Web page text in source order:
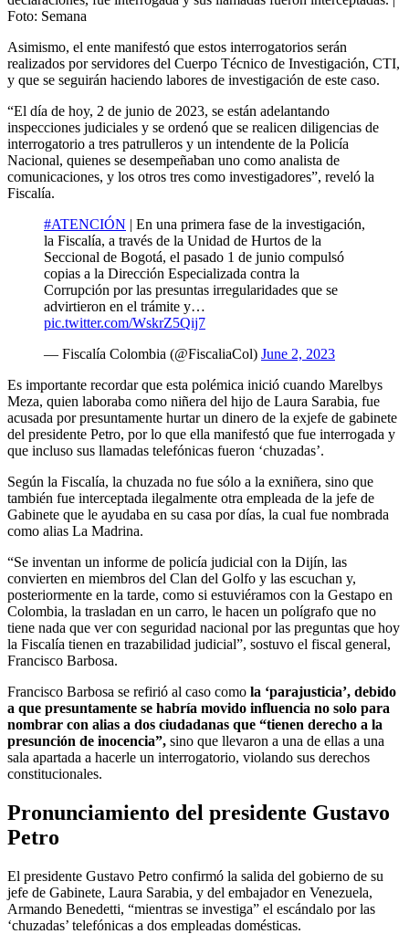
Foto: Semana
Asimismo, el ente manifestó que estos interrogatorios serán
realizados por servidores del Cuerpo Técnico de Investigación, CTI,
y que se seguirán haciendo labores de investigación de este caso.
“El día de hoy, 2 de junio de 2023, se están adelantando
inspecciones judiciales y se ordenó que se realicen diligencias de
interrogatorio a tres patrulleros y un intendente de la Policía
Nacional, quienes se desempeñaban uno como analista de
comunicaciones, y los otros tres como investigadores”, reveló la
Fiscalía.
#ATENCIÓN | En una primera fase de la investigación,
la Fiscalía, a través de la Unidad de Hurtos de la
Seccional de Bogotá, el pasado 1 de junio compulsó
copias a la Dirección Especializada contra la
Corrupción por las presuntas irregularidades que se
advirtieron en el trámite y…
pic.twitter.com/WskrZ5Qij7
— Fiscalía Colombia (@FiscaliaCol) June 2, 2023
Es importante recordar que esta polémica inició cuando Marelbys
Meza, quien laboraba como niñera del hijo de Laura Sarabia, fue
acusada por presuntamente hurtar un dinero de la exjefe de gabinete
del presidente Petro, por lo que ella manifestó que fue interrogada y
que incluso sus llamadas telefónicas fueron ‘chuzadas’.
Según la Fiscalía, la chuzada no fue sólo a la exniñera, sino que
también fue interceptada ilegalmente otra empleada de la jefe de
Gabinete que le ayudaba en su casa por días, la cual fue nombrada
como alias La Madrina.
“Se inventan un informe de policía judicial con la Dijín, las
convierten en miembros del Clan del Golfo y las escuchan y,
posteriormente en la tarde, como si estuviéramos con la Gestapo en
Colombia, la trasladan en un carro, le hacen un polígrafo que no
tiene nada que ver con seguridad nacional por las preguntas que hoy
la Fiscalía tienen en trazabilidad judicial”, sostuvo el fiscal general,
Francisco Barbosa.
Francisco Barbosa se refirió al caso como la ‘parajusticia’, debido
a que presuntamente se habría movido influencia no solo para
nombrar con alias a dos ciudadanas que “tienen derecho a la
presunción de inocencia”, sino que llevaron a una de ellas a una
sala apartada a hacerle un interrogatorio, violando sus derechos
constitucionales.
Pronunciamiento del presidente Gustavo
Petro
El presidente Gustavo Petro confirmó la salida del gobierno de su
jefe de Gabinete, Laura Sarabia, y del embajador en Venezuela,
Armando Benedetti, “mientras se investiga” el escándalo por las
‘chuzadas’ telefónicas a dos empleadas domésticas.